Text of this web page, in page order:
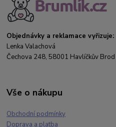
Objednávky a reklamace vyřizuje:
Lenka Valachová
Čechova 248, 58001 Havlíčkův Brod
Vše o nákupu
Obchodní podmínky
Doprava a platba